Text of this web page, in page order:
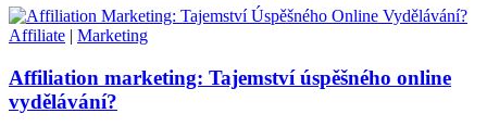
Affiliate | Marketing
Affiliation marketing: Tajemství úspěšného online
vydělávání?